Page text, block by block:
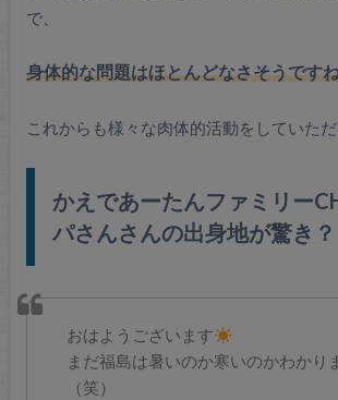
で、
身体的な問題はほとんどなさそうです
これからも様々な肉体的活動をしていただ
かえであーたんファミリー
パさんさんの出身地が驚き？
おはようございます
まだ福島は暑いのか寒いのかわかり
（笑）